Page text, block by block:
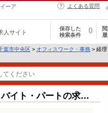
ーア
よくある質問
人サイト
保存した
検索条件
0
葉市中央区 > オフィスワーク・事務 > 経
イト・パートの求人